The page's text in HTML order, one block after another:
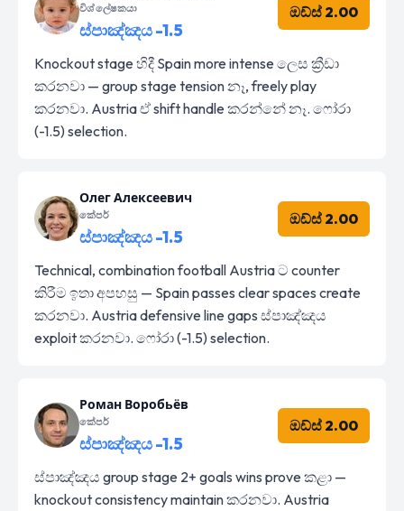
විශ්ලේෂකයා
ස්පාඤ්ඤය -1.5
ඔඩ්ස් 2.00
Knockout stage හිදී Spain more intense ලෙස ක්‍රීඩා
කරනවා — group stage tension නෑ, freely play
කරනවා. Austria ඒ shift handle කරන්නේ නෑ. ෆෝරා
(-1.5) selection.
Олег Алексеевич
කේපර්
ස්පාඤ්ඤය -1.5
ඔඩ්ස් 2.00
Technical, combination football Austria ට counter
කිරීම ඉතා අපහසු — Spain passes clear spaces create
කරනවා. Austria defensive line gaps ස්පාඤ්ඤය
exploit කරනවා. ෆෝරා (-1.5) selection.
Роман Воробьёв
කේපර්
ස්පාඤ්ඤය -1.5
ඔඩ්ස් 2.00
ස්පාඤ්ඤය group stage 2+ goals wins prove කළා —
knockout consistency maintain කරනවා. Austria